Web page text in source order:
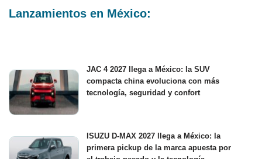
Lanzamientos en México:
JAC 4 2027 llega a México: la SUV
compacta china evoluciona con más
tecnología, seguridad y confort
ISUZU D-MAX 2027 llega a México: la
primera pickup de la marca apuesta por